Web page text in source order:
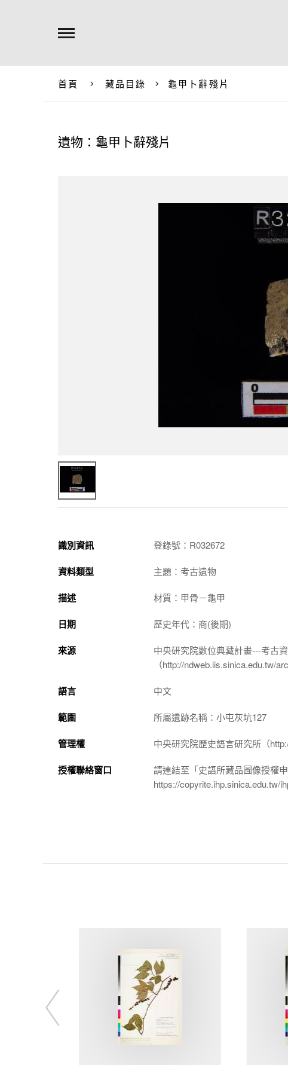
首頁 藏品目錄 龜甲卜辭殘片
遺物：龜甲卜辭殘片
識別資訊 登錄號：R032672
資料類型 主題：考古遺物
描述 材質：甲骨－龜甲
日期 歷史年代：商(後期)
來源
中央研究院數位典藏計畫---考古
（http://ndweb.iis.sinica.edu.tw/
語言 中文
範圍 所屬遺跡名稱：小屯灰坑127
管理權 中央研究院歷史語言研究所（
授權聯絡窗口
請連結至「史語所藏品圖像授權
https://copyrite.ihp.sinica.edu.tw/